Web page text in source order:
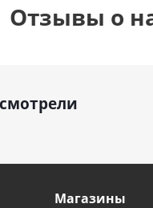
Отзывы о
Магазины